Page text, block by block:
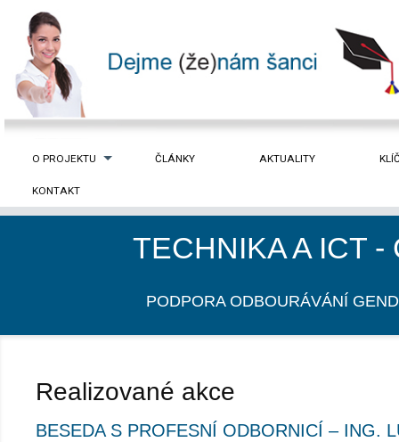
O PROJEKTU ČLÁNKY AKTUALITY
KONTAKT
TECHNIKA A ICT
PODPORA ODBOURÁVÁNÍ
Realizované akce
BESEDA S PROFESNÍ ODBORNICÍ – ING.